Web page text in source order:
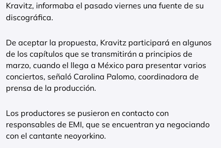
Kravitz, informaba el pasado viernes una fuente de su
discográfica.
De aceptar la propuesta, Kravitz participará en algunos
de los capítulos que se transmitirán a principios de
marzo, cuando el llega a México para presentar varios
conciertos, señaló Carolina Palomo, coordinadora de
prensa de la producción.
Los productores se pusieron en contacto con
responsables de EMI, que se encuentran ya negociando
con el cantante neoyorkino.